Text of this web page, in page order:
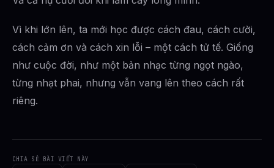
Vì khi lớn lên, ta mới học được cách đau, cách cười,
cách cảm ơn và cách xin lỗi – một cách tử tế. Giống
như cuộc đời, như một bản nhạc từng ngọt ngào,
từng nhạt phai, nhưng vẫn vang lên theo cách rất
riêng.
CHIA SẺ BÀI VIẾT NÀY